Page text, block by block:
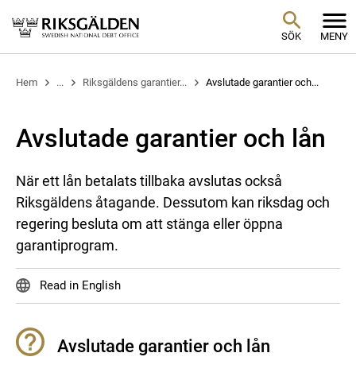
SÖK MENY
Hem ... Riksgäldens garantier... Avslutade garantier och...
Avslutade garantier och lån
När ett lån betalats tillbaka avslutas också
Riksgäldens åtagande. Dessutom kan riksdag och
regering besluta om att stänga eller öppna
garantiprogram.
Read in English
Avslutade garantier och lån